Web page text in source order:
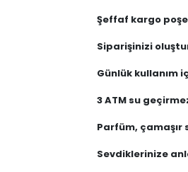
Şeffaf kargo
Siparişinizi
Günlük kullanım
3 ATM su
Parfüm,
Sevdiklerinize